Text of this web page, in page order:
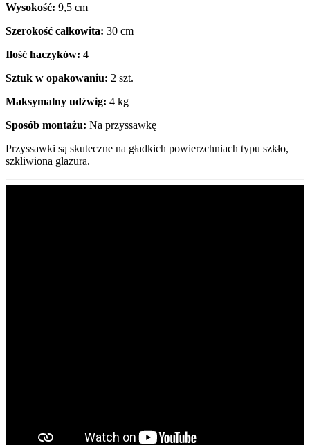
Wysokość: 9,5 cm
Szerokość całkowita: 30 cm
Ilość haczyków: 4
Sztuk w opakowaniu: 2 szt.
Maksymalny udźwig: 4 kg
Sposób montażu: Na przyssawkę
Przyssawki są skuteczne na gładkich powierzchniach typu szkło,
szkliwiona glazura.